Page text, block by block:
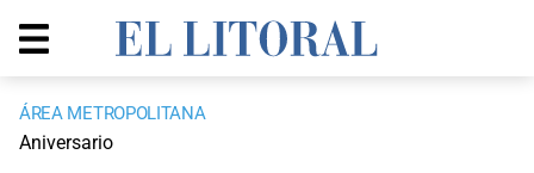
ÁREA METROPOLITANA
Aniversario